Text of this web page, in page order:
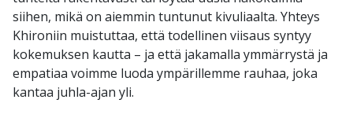
siihen, mikä on aiemmin tuntunut kivuliaalta. Yhteys
Khironiin muistuttaa, että todellinen viisaus syntyy
kokemuksen kautta – ja että jakamalla ymmärrystä ja
empatiaa voimme luoda ympärillemme rauhaa, joka
kantaa juhla-ajan yli.